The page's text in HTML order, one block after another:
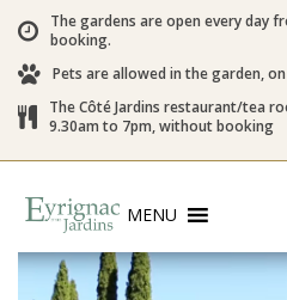
The gardens are open every day
booking.
Pets are allowed in the garden,
The Côté Jardins restaurant/tea
9.30am to 7pm, without booking
MENU